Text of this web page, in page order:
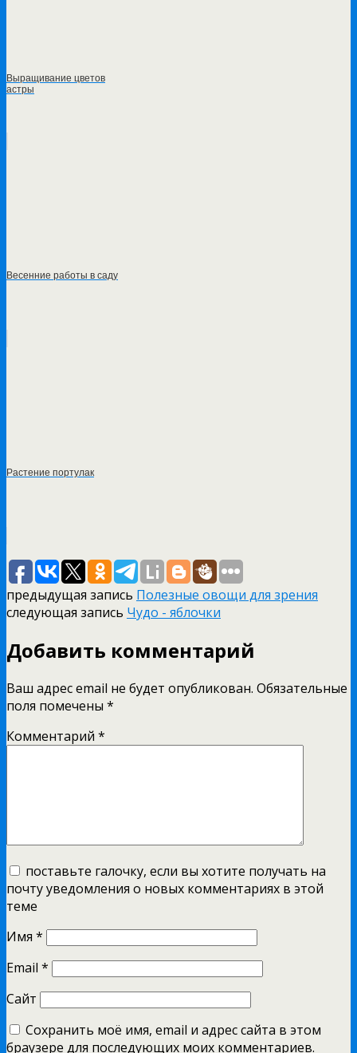
Выращивание цветов
астры
Весенние работы в саду
Растение портулак
предыдущая запись Полезные овощи для зрения
следующая запись Чудо - яблочки
Добавить комментарий
Ваш адрес email не будет опубликован. Обязательные
поля помечены *
Комментарий *
поставьте галочку, если вы хотите получать на
почту уведомления о новых комментариях в этой
теме
Имя *
Email *
Сайт
Сохранить моё имя, email и адрес сайта в этом
браузере для последующих моих комментариев.